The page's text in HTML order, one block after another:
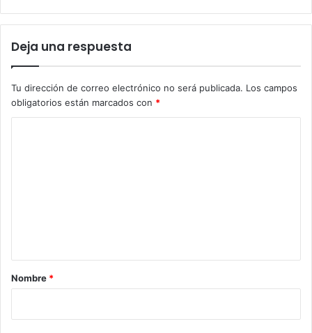
Deja una respuesta
Tu dirección de correo electrónico no será publicada. Los campos
obligatorios están marcados con *
rNombre *